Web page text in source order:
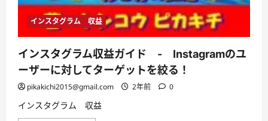
インスタグラム 収益
インスタグラム収益ガイド - Instagramのユ
ーザーに対してターゲットを絞る！
pikakichi2015@gmail.com 2年前 0
インスタグラム 収益